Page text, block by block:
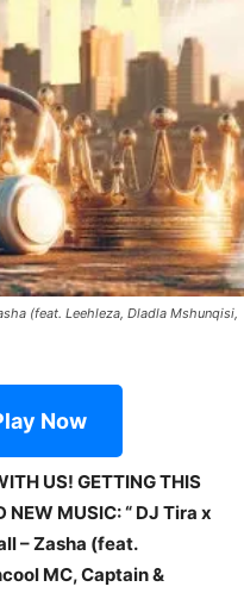
(feat. Leehleza, Dladla Mshunqisi,
Now
US! GETTING THIS
NEW MUSIC: “ DJ Tira x
– Zasha (feat.
MC, Captain &